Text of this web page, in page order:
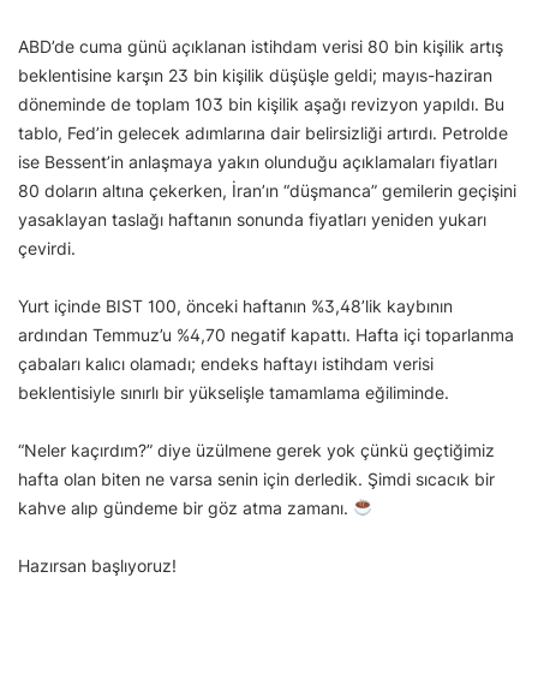
ABD’de cuma günü açıklanan istihdam verisi 80 bin kişilik artış
beklentisine karşın 23 bin kişilik düşüşle geldi; mayıs-haziran
döneminde de toplam 103 bin kişilik aşağı revizyon yapıldı. Bu
tablo, Fed’in gelecek adımlarına dair belirsizliği artırdı. Petrolde
ise Bessent’in anlaşmaya yakın olunduğu açıklamaları fiyatları
80 doların altına çekerken, İran’ın “düşmanca” gemilerin geçişini
yasaklayan taslağı haftanın sonunda fiyatları yeniden yukarı
çevirdi.
Yurt içinde BIST 100, önceki haftanın %3,48’lik kaybının
ardından Temmuz’u %4,70 negatif kapattı. Hafta içi toparlanma
çabaları kalıcı olamadı; endeks haftayı istihdam verisi
beklentisiyle sınırlı bir yükselişle tamamlama eğiliminde.
“Neler kaçırdım?” diye üzülmene gerek yok çünkü geçtiğimiz
hafta olan biten ne varsa senin için derledik. Şimdi sıcacık bir
kahve alıp gündeme bir göz atma zamanı.
Hazırsan başlıyoruz!